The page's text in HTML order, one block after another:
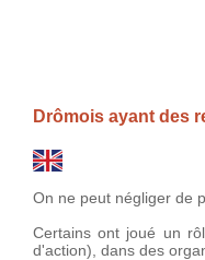
Drômois ayant des
On ne peut négliger de
Certains ont joué un
d'action), dans des